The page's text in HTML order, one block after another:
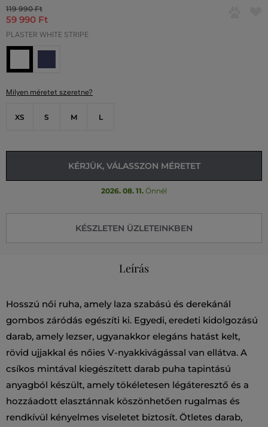
119 990 Ft
59 990 Ft
PLASTER WHITE STRIPE
Milyen méretet szeretne?
XS S M L
KÉRJÜK, VÁLASSZON MÉRETET
2026. 08. 11. Önnél
KÉSZLETEN ÜZLETEINKBEN
Leírás
Hosszú női ruha, amely laza szabású és derekánál
gombos záródás egészíti ki. Egyedi, eredeti kidolgozású
darab, amely lezser, ugyanakkor elegáns hatást kelt,
rövid ujjakkal és nőies V-nyakkivágással van ellátva. A
csíkos mintával kiegészített darab puha tapintású
anyagból készült, amely tökéletesen légáteresztő és a
hozzáadott elasztánnak köszönhetően rugalmas és
rendkívül kényelmes viseletet biztosít. Ötletes darab,